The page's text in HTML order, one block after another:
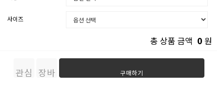
사이즈
총 상품 금액 0 원
관심
장바
구매하기